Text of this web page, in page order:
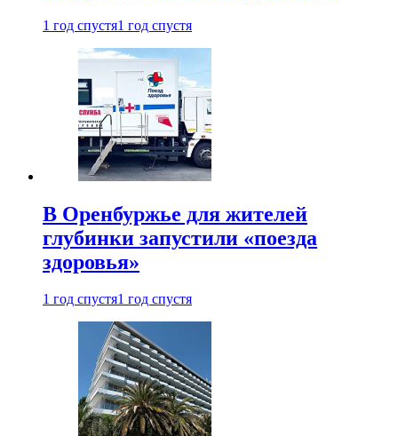
1 год спустя1 год спустя
В Оренбуржье для жителей
глубинки запустили «поезда
здоровья»
1 год спустя1 год спустя